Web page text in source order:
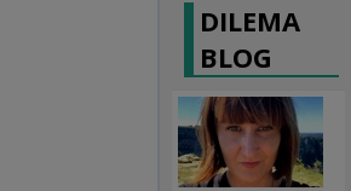
DILEMA
BLOG